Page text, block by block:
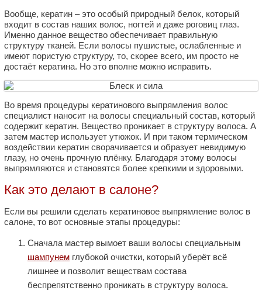
Вообще, кератин – это особый природный белок, который
входит в состав наших волос, ногтей и даже роговиц глаз.
Именно данное вещество обеспечивает правильную
структуру тканей. Если волосы пушистые, ослабленные и
имеют пористую структуру, то, скорее всего, им просто не
достаёт кератина. Но это вполне можно исправить.
Во время процедуры кератинового выпрямления волос
специалист наносит на волосы специальный состав, который
содержит кератин. Вещество проникает в структуру волоса. А
затем мастер использует утюжок. И при таком термическом
воздействии кератин сворачивается и образует невидимую
глазу, но очень прочную плёнку. Благодаря этому волосы
выпрямляются и становятся более крепкими и здоровыми.
Как это делают в салоне?
Если вы решили сделать кератиновое выпрямление волос в
салоне, то вот основные этапы процедуры:
Сначала мастер вымоет ваши волосы специальным
шампунем глубокой очистки, который уберёт всё
лишнее и позволит веществам состава
беспрепятственно проникать в структуру волоса.